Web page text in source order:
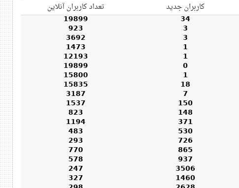
کاربران جدید
تعداد کاربران آنلاین
34
19899
3
923
3
3692
1
1473
1
12193
0
19899
1
15800
18
15835
7
3187
150
1537
148
823
371
1194
530
483
726
293
865
770
937
578
3506
247
1460
327